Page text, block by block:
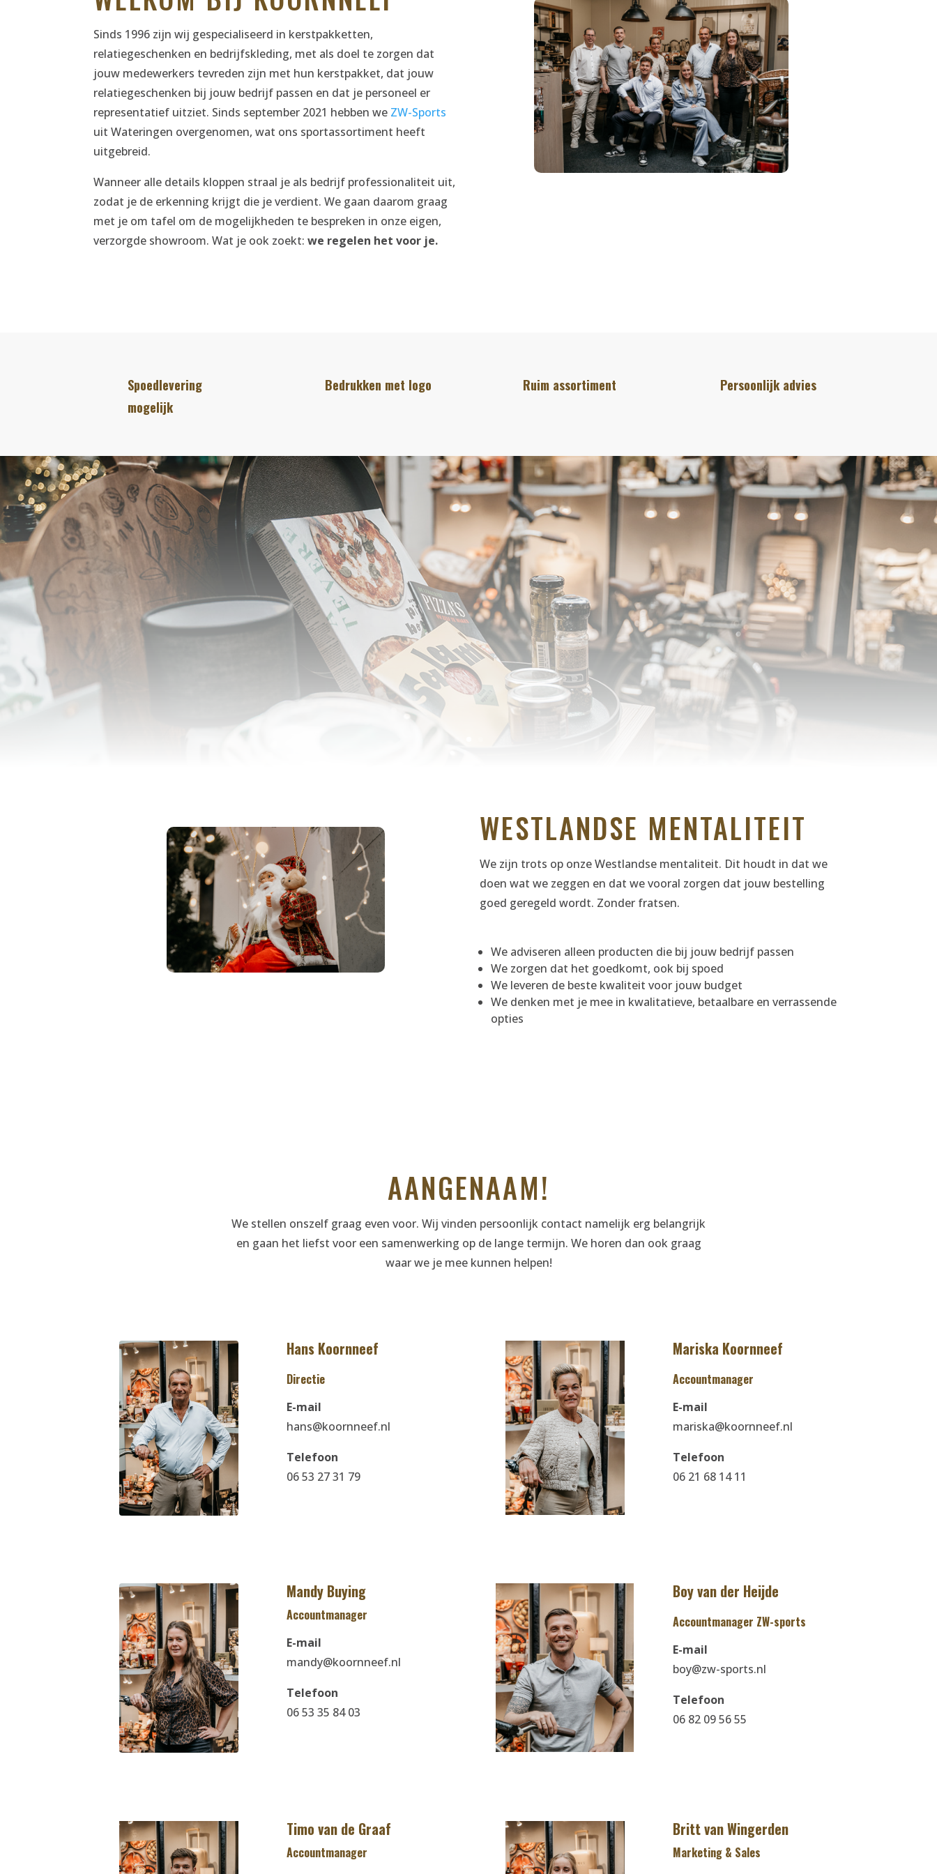
Sinds 1996 zijn wij gespecialiseerd in kerstpakketten,
relatiegeschenken en bedrijfskleding, met als doel te zorgen dat
jouw medewerkers tevreden zijn met hun kerstpakket, dat jouw
relatiegeschenken bij jouw bedrijf passen en dat je personeel er
representatief uitziet. Sinds september 2021 hebben we ZW-Sports
uit Wateringen overgenomen, wat ons sportassortiment heeft
uitgebreid.
Wanneer alle details kloppen straal je als bedrijf professionaliteit uit,
zodat je de erkenning krijgt die je verdient. We gaan daarom graag
met je om tafel om de mogelijkheden te bespreken in onze eigen,
verzorgde showroom. Wat je ook zoekt:we regelen het voor je.
Spoedlevering
mogelijk
Bedrukken met logo Ruim assortiment Persoonlijk advies
WESTLANDSE MENTALITEIT
We zijn trots op onze Westlandse mentaliteit. Dit houdt in dat we
doen wat we zeggen en dat we vooral zorgen dat jouw bestelling
goed geregeld wordt. Zonder fratsen.
We adviseren alleen producten die bij jouw bedrijf passen
We zorgen dat het goedkomt, ook bij spoed
We leveren de beste kwaliteit voor jouw budget
We denken met je mee in kwalitatieve, betaalbare en verrassende
opties
AANGENAAM!
We stellen onszelf graag even voor. Wij vinden persoonlijk contact namelijk erg belangrijk
en gaan het liefst voor een samenwerking op de lange termijn. We horen dan ook graag
waar we je mee kunnen helpen!
Hans Koornneef
Directie
E-mail
hans@koornneef.nl
Telefoon
06 53 27 31 79
Mariska Koornneef
Accountmanager
E-mail
mariska@koornneef.nl
Telefoon
06 21 68 14 11
Mandy Buying
Accountmanager
E-mail
mandy@koornneef.nl
Telefoon
06 53 35 84 03
Boy van der Heijde
Accountmanager ZW-sports
E-mail
boy@zw-sports.nl
Telefoon
06 82 09 56 55
Timo van de Graaf
Accountmanager
Britt van Wingerden
Marketing & Sales